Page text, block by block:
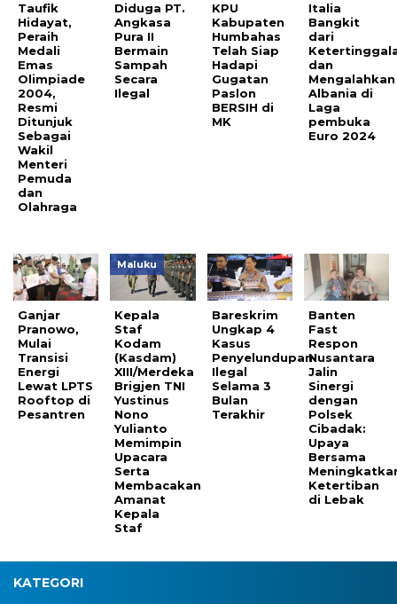
Taufik
Hidayat,
Peraih
Medali
Emas
Olimpiade
2004,
Resmi
Ditunjuk
Sebagai
Wakil
Menteri
Pemuda
dan
Olahraga
Diduga PT.
Angkasa
Pura II
Bermain
Sampah
Secara
Ilegal
KPU
Kabupaten
Humbahas
Telah Siap
Hadapi
Gugatan
Paslon
BERSIH di
MK
Italia
Bangkit
dari
dan
Mengalahkan
Albania di
Laga
pembuka
Euro 2024
Ganjar
Pranowo,
Mulai
Transisi
Energi
Lewat LPTS
Rooftop di
Pesantren
Maluku
Kepala
Staf
Kodam
(Kasdam)
XIII/Merdeka
Brigjen TNI
Yustinus
Nono
Yulianto
Memimpin
Upacara
Serta
Membacakan
Amanat
Kepala
Staf
Bareskrim
Ungkap 4
Kasus
Penyelundupan
Ilegal
Selama 3
Bulan
Terakhir
Banten
Fast
Respon
Nusantara
Jalin
Sinergi
dengan
Polsek
Cibadak:
Upaya
Bersama
Ketertiban
di Lebak
KATEGORI